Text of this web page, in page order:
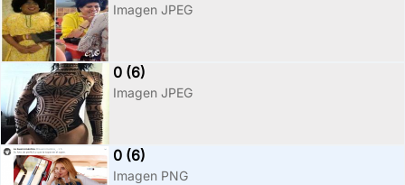
Imagen JPEG
0 (6)
Imagen JPEG
0 (6)
Imagen PNG